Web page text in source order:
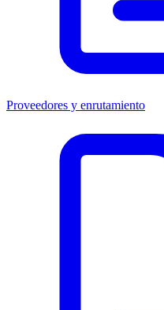
Proveedores y enrutamiento